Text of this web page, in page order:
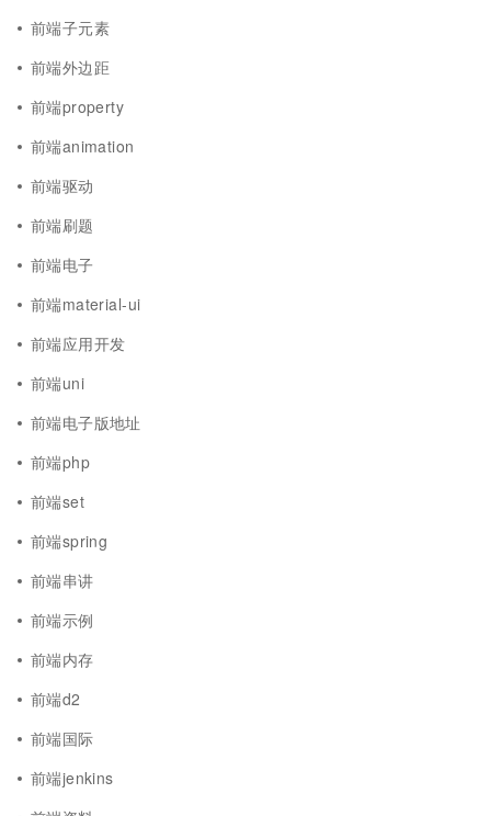
前端子元素
前端外边距
前端property
前端animation
前端驱动
前端刷题
前端电子
前端material-ui
前端应用开发
前端uni
前端电子版地址
前端php
前端set
前端spring
前端串讲
前端示例
前端内存
前端d2
前端国际
前端jenkins